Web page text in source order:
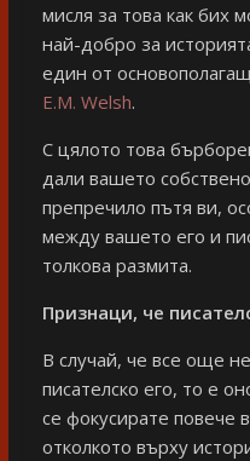
мисля за това как бих
най-добро за
един от
E.M. Welsh.
С цялото това
дали вашето
препречило пътя ви,
между вашето его и
толкова размита.
Признаци, че
В случай, че все още
писателско его, то е
се фокусирате повече
отколкото върху